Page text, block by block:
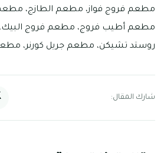
مطعم فروج فواز، مطعم الطازج،
مطعم أطيب فروج، مطعم فروج
روستد تشيكن، مطعم جريل كورنر،
شارك المقال: